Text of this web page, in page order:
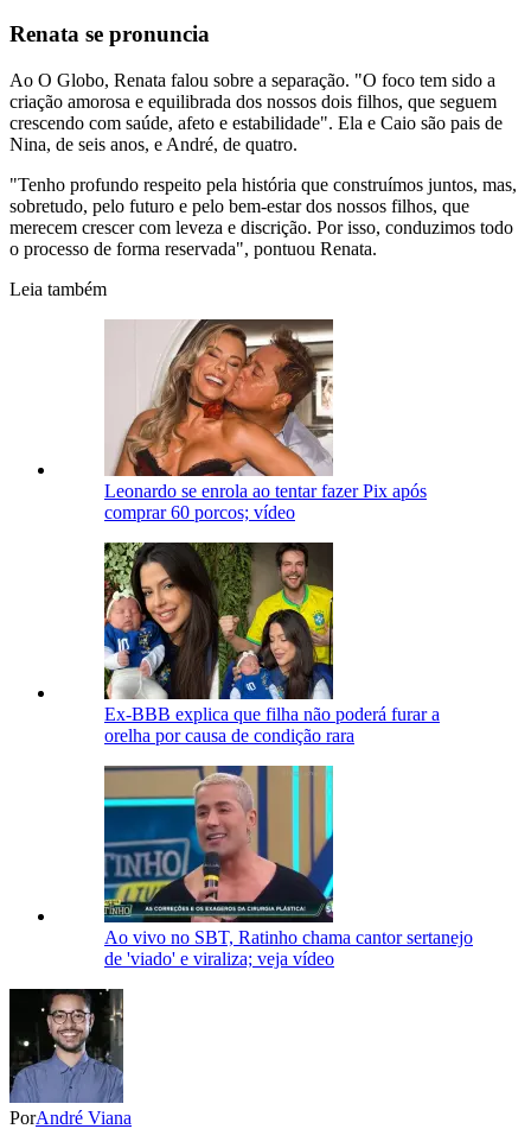
Renata se pronuncia
Ao O Globo, Renata falou sobre a separação. "O foco tem sido a
criação amorosa e equilibrada dos nossos dois filhos, que seguem
crescendo com saúde, afeto e estabilidade". Ela e Caio são pais de
Nina, de seis anos, e André, de quatro.
"Tenho profundo respeito pela história que construímos juntos, mas,
sobretudo, pelo futuro e pelo bem-estar dos nossos filhos, que
merecem crescer com leveza e discrição. Por isso, conduzimos todo
o processo de forma reservada", pontuou Renata.
Leia também
Leonardo se enrola ao tentar fazer Pix após
comprar 60 porcos; vídeo
Ex-BBB explica que filha não poderá furar a
orelha por causa de condição rara
Ao vivo no SBT, Ratinho chama cantor sertanejo
de 'viado' e viraliza; veja vídeo
PorAndré Viana